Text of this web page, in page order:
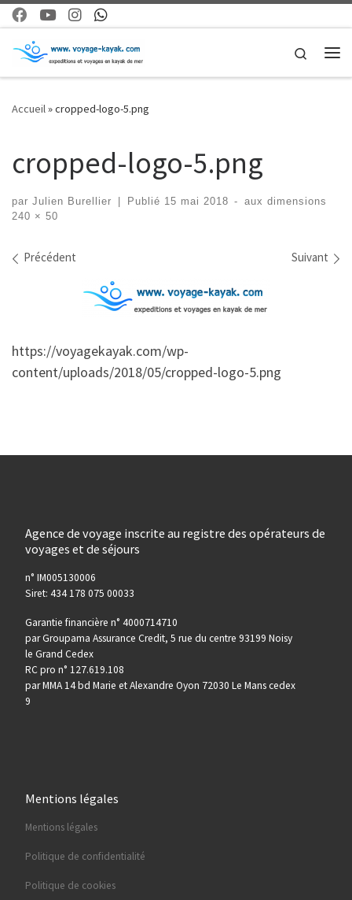
Skip to content
Search
Accueil»cropped-logo-5.png
cropped-logo-5.png
par Julien Burellier Publié 15 mai 2018 -
aux dimensions
240 × 50
Navigation dans les images
Précédent Suivant
https://voyagekayak.com/wp-
content/uploads/2018/05/cropped-logo-5.png
Agence de voyage inscrite au registre des opérateurs de
voyages et de séjours
n° IM005130006
Siret: 434 178 075 00033
Garantie financière n° 4000714710
par Groupama Assurance Credit, 5 rue du centre 93199 Noisy
le Grand Cedex
RC pro n° 127.619.108
par MMA 14 bd Marie et Alexandre Oyon 72030 Le Mans cedex
9
Mentions légales
Mentions légales
Politique de confidentialité
Politique de cookies